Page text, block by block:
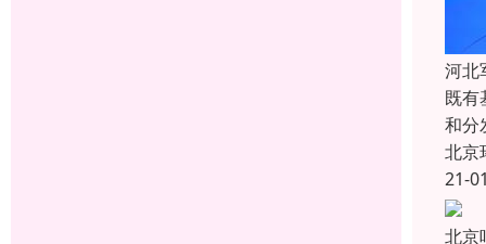
河北
既有
和分
北京
21-
北京